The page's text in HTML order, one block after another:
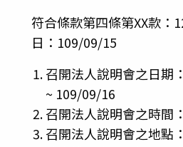
符合條款第四條第XX款：
日：109/09/15
召開法人說明會之日期
~ 109/09/16
召開法人說明會之時間
召開法人說明會之地點